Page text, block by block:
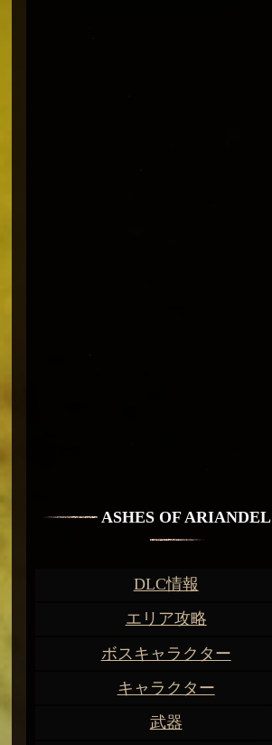
ASHES OF ARIANDEL
DLC情報
エリア攻略
ボスキャラクター
キャラクター
武器